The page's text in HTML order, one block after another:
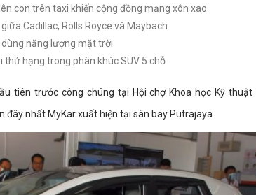
con trên taxi khiến cộng đồng mạng xôn xao
Cadillac, Rolls Royce và Maybach
dùng năng lượng mặt trời
thứ hạng trong phân khúc SUV 5 chỗ
tiên trước công chúng tại Hội chợ Khoa học Kỹ thuật
đây nhất MyKar xuất hiện tại sân bay Putrajaya.